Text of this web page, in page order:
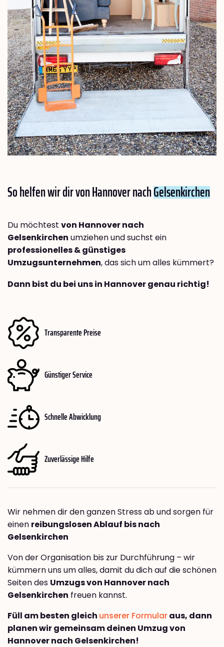
So helfen wir dir von Hannover nachGelsenkirchen
Du möchtest von Hannover nach
Gelsenkirchen umziehen und suchst ein
professionelles & günstiges
Umzugsunternehmen, das sich um alles kümmert?
Dann bist du bei uns in Hannover genau richtig!
Transparente Preise
Günstiger Service
Schnelle Abwicklung
Zuverlässige Hilfe
Wir nehmen dir den ganzen Stress ab und sorgen für
einen reibungslosen Ablauf bis nach
Gelsenkirchen
Von der Organisation bis zur Durchführung – wir
kümmern uns um alles, damit du dich auf die schönen
Seiten des Umzugs von Hannover nach
Gelsenkirchen freuen kannst.
Füll am besten gleich unserer Formularaus, dann
planen wir gemeinsam deinen Umzug von
Hannover nach Gelsenkirchen!